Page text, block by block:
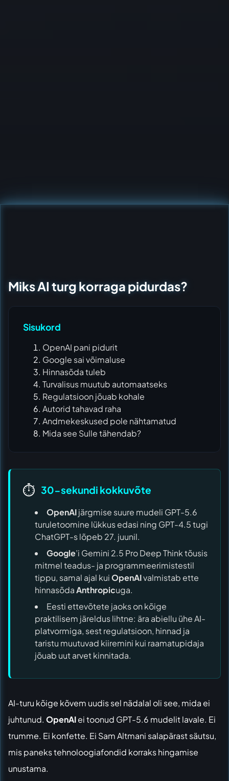
Miks AI turg korraga pidurdas?
Sisukord
OpenAI pani pidurit
Google sai võimaluse
Hinnasõda tuleb
Turvalisus muutub automaatseks
Regulatsioon jõuab kohale
Autorid tahavad raha
Andmekeskused pole nähtamatud
Mida see Sulle tähendab?
⏱️ 30-sekundi kokkuvõte
OpenAIjärgmise suure mudeli GPT-5.6
turuletoomine lükkus edasi ning GPT-4.5 tugi
ChatGPT-s lõpeb 27. juunil.
Google’i Gemini 2.5 Pro Deep Think tõusis
mitmel teadus- ja programmeerimistestil
tippu, samal ajal kuiOpenAIvalmistab ette
hinnasõdaAnthropicuga.
Eesti ettevõtete jaoks on kõige
praktilisem järeldus lihtne: ära abiellu ühe AI-
platvormiga, sest regulatsioon, hinnad ja
taristu muutuvad kiiremini kui raamatupidaja
jõuab uut arvet kinnitada.
AI-turu kõige kõvem uudis sel nädalal oli see, mida ei
juhtunud. OpenAIei toonud GPT-5.6 mudelit lavale. Ei
trumme. Ei konfette. Ei Sam Altmani salapärast säutsu,
mis paneks tehnoloogiafondid korraks hingamise
unustama.